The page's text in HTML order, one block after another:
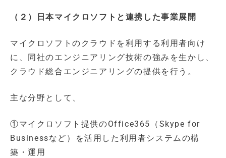
（２）日本マイクロソフトと連携した事業展開
マイクロソフトのクラウドを利用する利用者向け
に、同社のエンジニアリング技術の強みを生かし、
クラウド総合エンジニアリングの提供を行う。
主な分野として、
①マイクロソフト提供のOffice365（Skype for
Businessなど）を活用した利用者システムの構
築・運用